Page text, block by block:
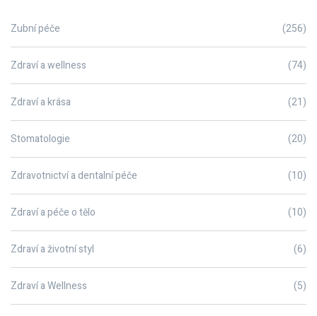
Zubní péče (256)
Zdraví a wellness (74)
Zdraví a krása (21)
Stomatologie (20)
Zdravotnictví a dentalní péče (10)
Zdraví a péče o tělo (10)
Zdraví a životní styl (6)
Zdraví a Wellness (5)